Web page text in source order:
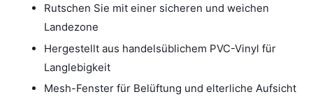
Rutschen Sie mit einer sicheren und weichen
Landezone
Hergestellt aus handelsüblichem PVC-Vinyl für
Langlebigkeit
Mesh-Fenster für Belüftung und elterliche Aufsicht